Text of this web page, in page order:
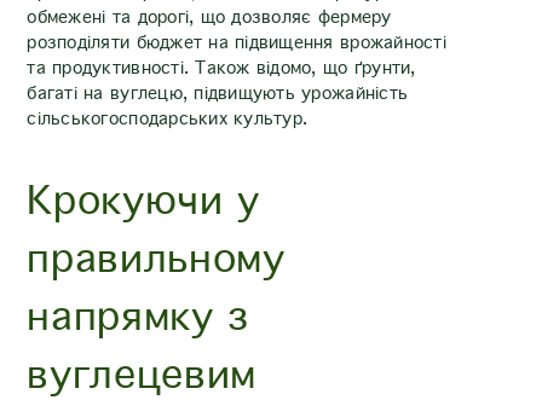
обмежені та дорогі, що дозволяє фермеру
розподіляти бюджет на підвищення врожайності
та продуктивності. Також відомо, що ґрунти,
багаті на вуглецю, підвищують урожайність
сільськогосподарських культур.
Крокуючи у
правильному
напрямку з
вуглецевим